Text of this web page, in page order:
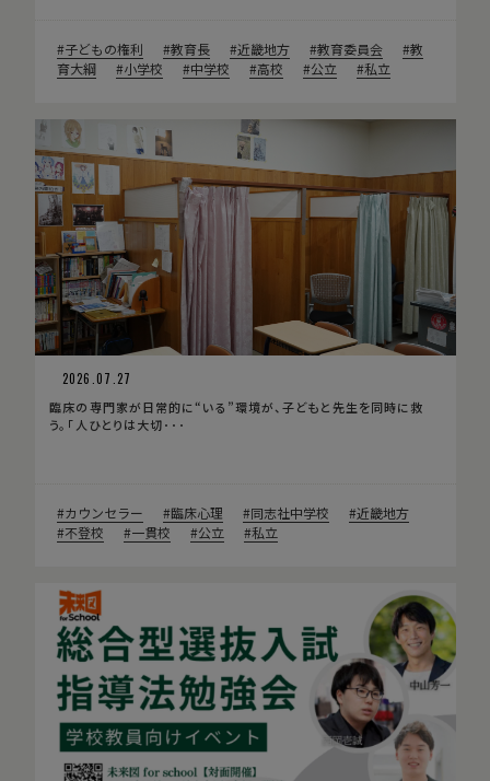
子どもの権利 教育長 近畿地方 教育委員会
教
育大綱
小学校 中学校 高校 公立 私立
2026.07.27
臨床の専門家が日常的に“いる”環境が、子どもと先生を同時に救
う。「人ひとりは大切･･･
カウンセラー 臨床心理 同志社中学校
近畿地方
不登校
一貫校 公立 私立